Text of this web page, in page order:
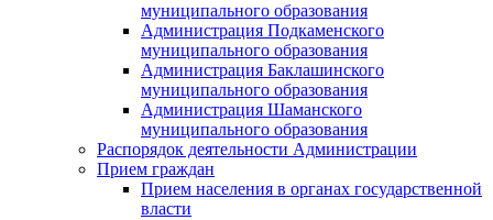
муниципального образования
Администрация Подкаменского
муниципального образования
Администрация Баклашинского
муниципального образования
Администрация Шаманского
муниципального образования
Распорядок деятельности Администрации
Прием граждан
Прием населения в органах государственной
власти